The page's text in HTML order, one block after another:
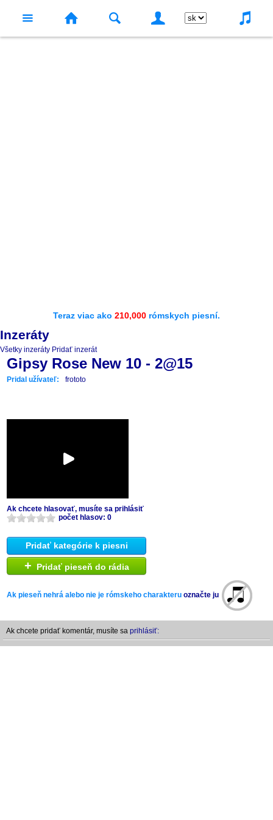
Teraz viac ako 210,000 rómskych piesní.
Inzeráty
Všetky inzeráty Pridať inzerát
Gipsy Rose New 10 - 2@15
Pridal užívateľ: frototo
Ak chcete hlasovať, musíte sa prihlásiť
počet hlasov: 0
Pridať kategórie k piesni
+ Pridať pieseň do rádia
Ak pieseň nehrá alebo nie je rómskeho charakteru označte ju
Ak chcete pridať komentár, musíte sa prihlásiť: